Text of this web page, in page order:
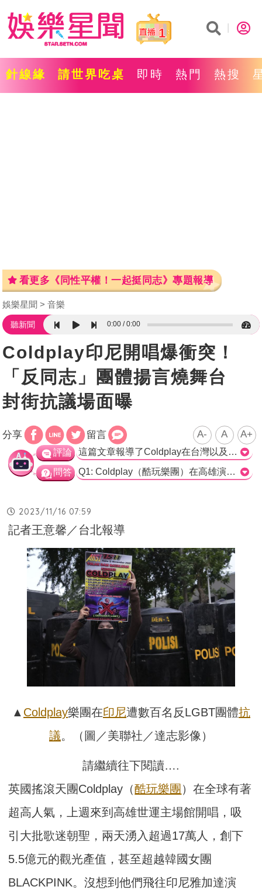
1
針線緣 請世界吃桌 即時 熱門 熱搜
看更多《同性平權！一起挺同志》專題報導
娛樂星聞 音樂
聽新聞 0:00 0:00
Coldplay印尼開唱爆衝突！
「反同志」團體揚言燒舞台
封街抗議場面曝
分享 留言 A- A A+
評論 這篇文章報導了Coldplay在台灣以及印尼的演唱會遭到反LGBT團體抗議的情況。根據報導，數百名穆斯林團體在印尼的演唱會場地附近示威抗議，呼籲取消Coldplay的演出。他們認為Coldplay的表演和宣傳活動支持LGBT族群，並使用激烈手段表達不滿。 論點一：觀光產值 根據文章所述，Coldplay在台灣的演唱會吸引了超過17萬人，並創造了5.5億元的觀光產值。這個數字顯示了Coldplay的音樂吸引了大量歌迷，並對當地的觀光產業產生了正面的影響。這也再次證明了Coldplay在全球擁有極高的人氣。 論點二：言論自由 即使受到反LGBT團體的抗議，Coldplay依然表達了對同性戀者的支持。他們使用彩虹色衣物和旗幟，在演唱會上向觀眾傳達了一個強烈的訊息，即他們反對歧視和支持平等。這也展現了他們對言論自由的堅持，毫不退縮地表示立場。 論點三：宗教與文化差異 Coldplay在印尼的演唱會遭到抗議，反映了宗教和文化之間的差異。印尼是一個穆斯林國家，對於LGBT問題有較保守的看法。然而，Coldplay作為國際知名樂團，在宣傳和表演中展現對LGBT族群的支持，這引起了部分穆斯林群體的反對和抗議。這反映了宗教和文化在這個問題上的分歧，需要更多的尊重和溝通。 總結來說，這篇文章報導了Coldplay在台灣和印尼的演唱會遭到反LGBT團體的抗議。藉由報導，我們可以看到音樂和文化在不同地方和不同背景下引起的爭議和差異。相對於觀光產值和言論自由的重要性，宗教和文化之間的差異也需要在這樣的議題上尋求理解和平衡。>
問答 Q1: Coldplay（酷玩樂團）在高雄演唱會吸引了多少觀眾？ A) 17人 B) 17萬人 C) 17億人 D) 17億元 正確答案：B) 17萬人 Q2: 在印尼雅加達，Coldplay演唱會遭到了哪個團體的抗議？ A) 反LGBT團體 B) 反搖滾團體 C) 反英國團體 D) 反演唱會團體 正確答案：A) 反LGBT團體 Q3: 主唱克里斯馬汀在演唱時會做出什麼行動表示對同志族群的支持？ A) 穿著彩虹色衣服 B) 揮舞同性戀驕傲旗幟 C) 將掛在褲子後面口袋的毛巾甩開 D) 手舞足蹈 正確答案：B) 揮舞同性戀驕傲旗幟
2023/11/16 07:59
記者王意馨／台北報導
▲ Coldplay樂團在印尼遭數百名反LGBT團體抗
議。（圖／美聯社／達志影像）
請繼續往下閱讀….
英國搖滾天團Coldplay（酷玩樂團 ）在全球有著
超高人氣，上週來到高雄世運主場館開唱，吸
引大批歌迷朝聖，兩天湧入超過17萬人，創下
5.5億元的觀光產值，甚至超越韓國女團
BLACKPINK。沒想到他們飛往印尼雅加達演